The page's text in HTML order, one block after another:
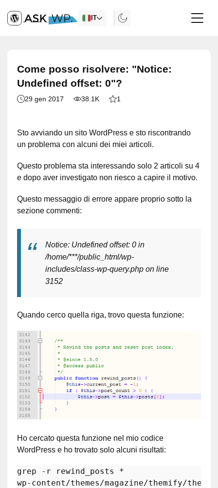
IT
Come posso risolvere: "Notice:
Undefined offset: 0"?
29 gen 2017 38.1K 1
Sto avviando un sito WordPress e sto riscontrando
un problema con alcuni dei miei articoli.
Questo problema sta interessando solo 2 articoli su 4
e dopo aver investigato non riesco a capire il motivo.
Questo messaggio di errore appare proprio sotto la
sezione commenti:
Notice: Undefined offset: 0 in
/home/***/public_html/wp-
includes/class-wp-query.php on line
3152
Quando cerco quella riga, trovo questa funzione:
Ho cercato questa funzione nel mio codice
WordPress e ho trovato solo alcuni risultati:
grep -r rewind_posts *
wp- content /themes/magazine/themify/